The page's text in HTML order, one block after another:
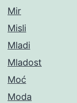
Mir
Misli
Mladi
Mladost
Moć
Moda